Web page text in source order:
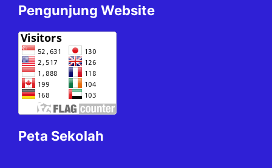
Pengunjung Website
Peta Sekolah